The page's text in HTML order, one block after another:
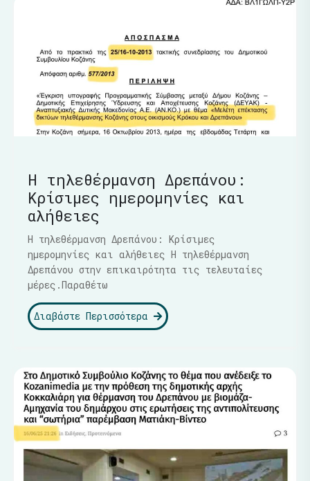
Η τηλεθέρμανση Δρεπάνου:
Κρίσιμες ημερομηνίες και
αλήθειες
Η τηλεθέρμανση Δρεπάνου: Κρίσιμες
ημερομηνίες και αλήθειες Η τηλεθέρμανση
Δρεπάνου στην επικαιρότητα τις τελευταίες
μέρες.Παραθέτω
Διαβάστε Περισσότερα